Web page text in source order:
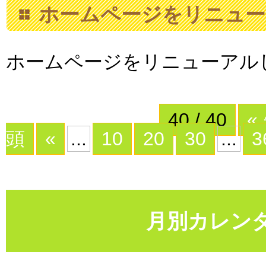
ホームページをリニュ
ホームページをリニューアル
40 / 40
«
頭
« ... 10 20 30 ...
月別カレン